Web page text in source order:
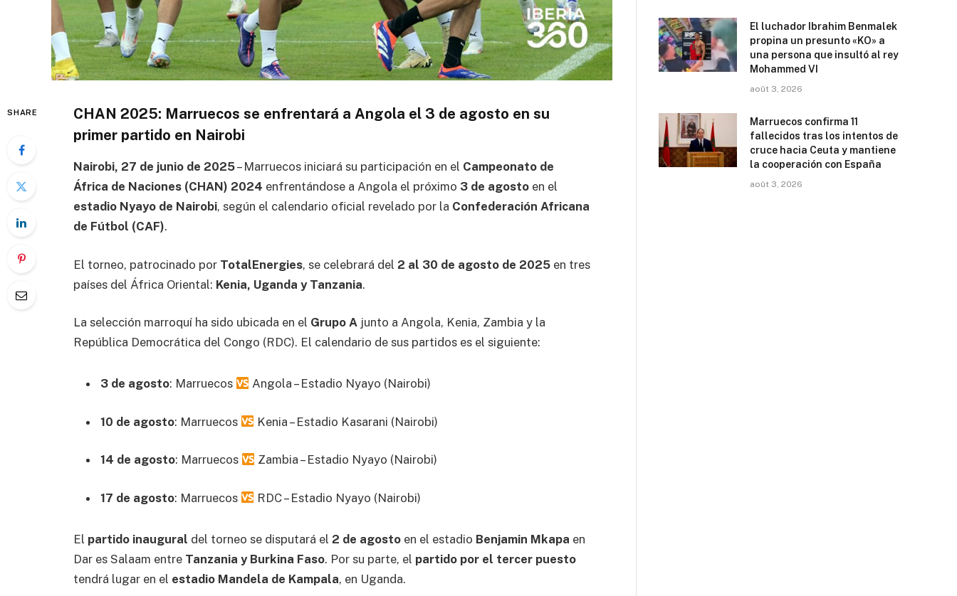
SHARE
CHAN 2025: Marruecos se enfrentará a Angola el 3 de agosto en su
primer partido en Nairobi
Nairobi, 27 de junio de 2025– Marruecos iniciará su participación en el Campeonato de
África de Naciones (CHAN) 2024 enfrentándose a Angola el próximo 3 de agosto en el
estadio Nyayo de Nairobi, según el calendario oficial revelado por la Confederación Africana
de Fútbol (CAF).
El torneo, patrocinado por TotalEnergies, se celebrará del 2 al 30 de agosto de 2025 en tres
países del África Oriental: Kenia, Uganda y Tanzania.
La selección marroquí ha sido ubicada en el Grupo A junto a Angola, Kenia, Zambia y la
República Democrática del Congo (RDC). El calendario de sus partidos es el siguiente:
3 de agosto: Marruecos Angola – Estadio Nyayo (Nairobi)
10 de agosto: Marruecos Kenia – Estadio Kasarani (Nairobi)
14 de agosto: Marruecos Zambia – Estadio Nyayo (Nairobi)
17 de agosto: Marruecos RDC – Estadio Nyayo (Nairobi)
El partido inaugural del torneo se disputará el 2 de agosto en el estadio Benjamin Mkapa en
Dar es Salaam entre Tanzania y Burkina Faso. Por su parte, el partido por el tercer puesto
tendrá lugar en el estadio Mandela de Kampala, en Uganda.
El luchador Ibrahim Benmalek
propina un presunto «KO» a
una persona que insultó al rey
Mohammed VI
août 3, 2026
Marruecos confirma 11
fallecidos tras los intentos de
cruce hacia Ceuta y mantiene
la cooperación con España
août 3, 2026